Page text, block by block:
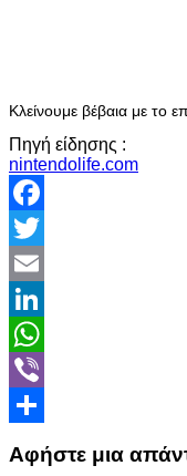
Κλείνουμε βέβαια με το
Πηγή είδησης :
nintendolife.com
Facebook
Twitter
Email
LinkedIn
WhatsApp
Viber
Αφήστε μια